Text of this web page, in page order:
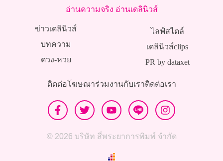
อ่านความจริง อ่านเดลินิวส์
ข่าวเดลินิวส์
บทความ
ดวง-หวย
ไลฟ์สไตล์
เดลินิวส์clips
PR by dataxet
ติดต่อโฆษณาร่วมงานกับเราติดต่อเรา
© 2026 บริษัท สี่พระยาการพิมพ์ จำกัด